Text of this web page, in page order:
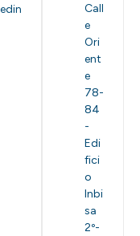
Call
e
Ori
ent
e
78-
84
-
Edi
fici
o
Inbi
sa
2º-